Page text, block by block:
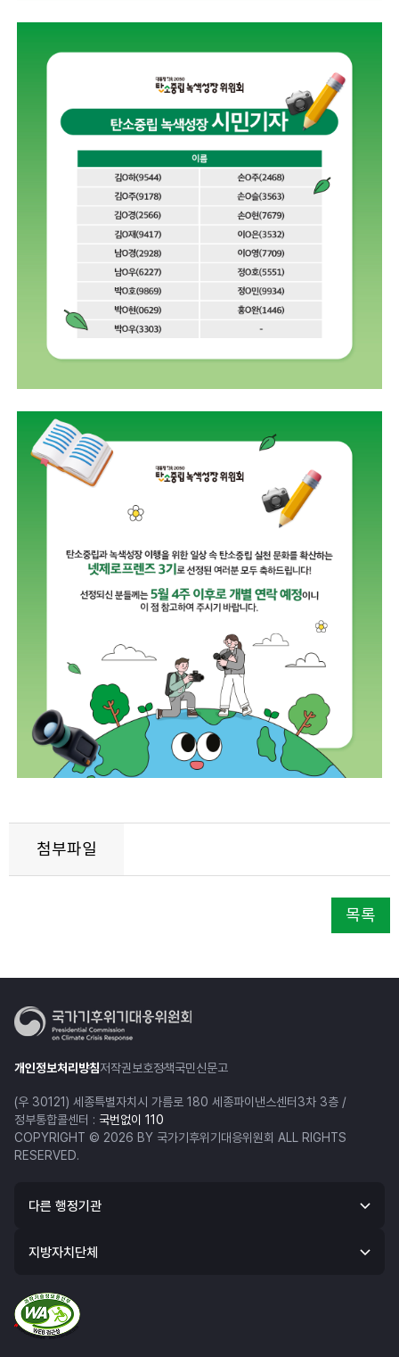
첨부파일
목록
개인정보처리방침저작권보호정책국민신문고
(우 30121) 세종특별자치시 가름로 180 세종파이낸스센터3차 3층 /
정부통합콜센터 : 국번없이 110
COPYRIGHT © 2026 BY 국가기후위기대응위원회 ALL RIGHTS
RESERVED.
다른 행정기관
지방자치단체